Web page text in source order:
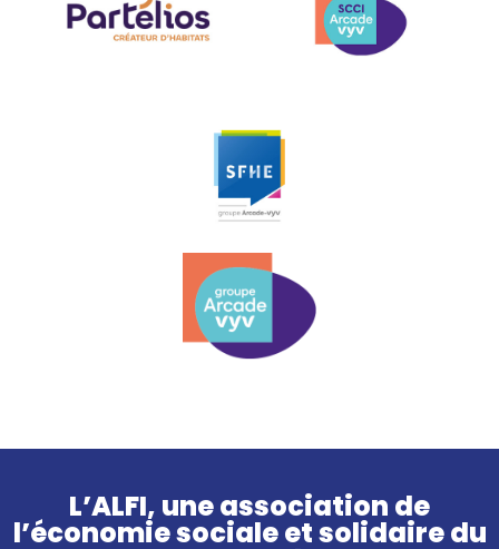
L’ALFI, une association de
l’économie sociale et solidaire du